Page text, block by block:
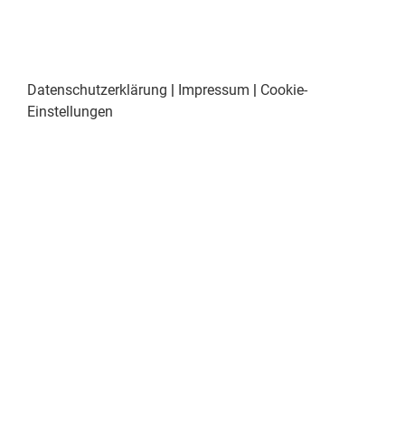
Datenschutzerklärung Impressum
Cookie-
Einstellungen